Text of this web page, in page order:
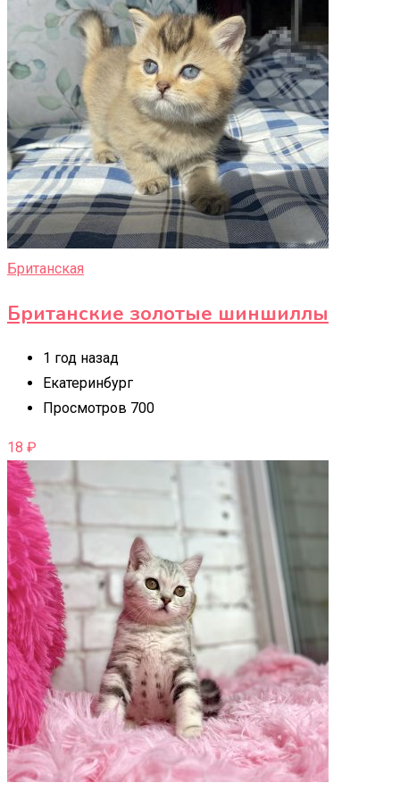
Британская
Британские золотые шиншиллы
1 год назад
Екатеринбург
Просмотров 700
18 ₽